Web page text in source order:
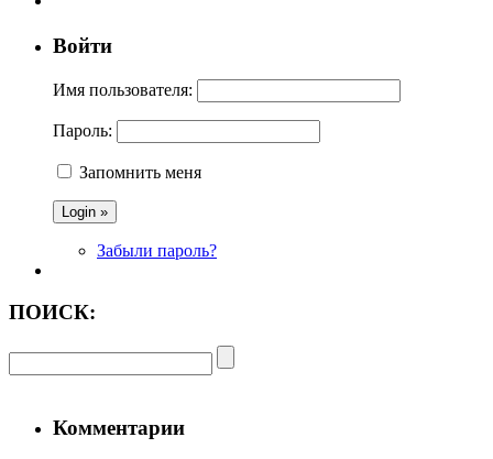
Войти
Имя пользователя:
Пароль:
Запомнить меня
Забыли пароль?
ПОИСК:
Комментарии